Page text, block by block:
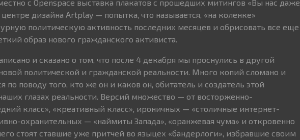
с Openspace выставка плакатов с прошедших митингов «Вы нас даже
центре дизайна Artplay — попытка, что называется, «на коленке»
политическую активность последних месяцев и обрисовать все еще
образ нового гражданского активиста.
и сказано о том, что после 4 декабря мы проснулись в другой
политической и гражданской реальности. Много копий сломано и
по поводу того, кто же он и каков он, обитатель и создатель этой
глазах реальности. Версий множество — от восторженно-
класс», «креативный класс», ироничных — «столичные интернет-
охранительных — «наймиты Запада», «оранжевая чума» и откровенно
стоят ставшие уже притчей во языцех «бандерлоги», избравшие своим